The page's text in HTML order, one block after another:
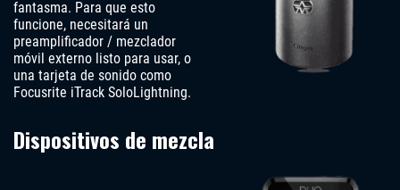
fantasma. Para que esto
funcione, necesitará un
preamplificador / mezclador
móvil externo listo para usar, o
una tarjeta de sonido como
Focusrite iTrack SoloLightning.
Dispositivos de mezcla